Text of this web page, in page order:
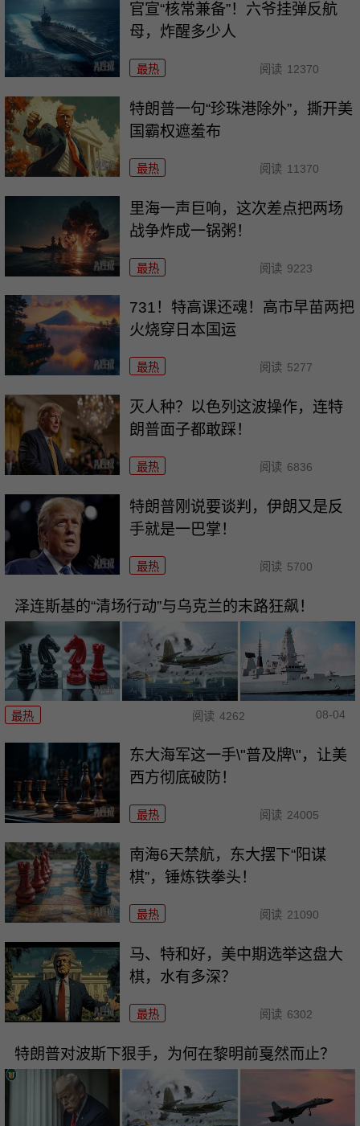
官宣“核常兼备”！六爷挂弹反航
母，炸醒多少人
最热 阅读 12370
特朗普一句“珍珠港除外”，撕开美
国霸权遮羞布
最热 阅读 11370
里海一声巨响，这次差点把两场
战争炸成一锅粥！
最热 阅读 9223
731！特高课还魂！高市早苗两把
火烧穿日本国运
最热 阅读 5277
灭人种？以色列这波操作，连特
朗普面子都敢踩！
最热 阅读 6836
特朗普刚说要谈判，伊朗又是反
手就是一巴掌！
最热 阅读 5700
泽连斯基的“清场行动”与乌克兰的末路狂飙！
最热 阅读 4262 08-04
东大海军这一手\"普及牌\"，让美
西方彻底破防！
最热 阅读 24005
南海6天禁航，东大摆下“阳谋
棋”，锤炼铁拳头！
最热 阅读 21090
马、特和好，美中期选举这盘大
棋，水有多深？
最热 阅读 6302
特朗普对波斯下狠手，为何在黎明前戛然而止？